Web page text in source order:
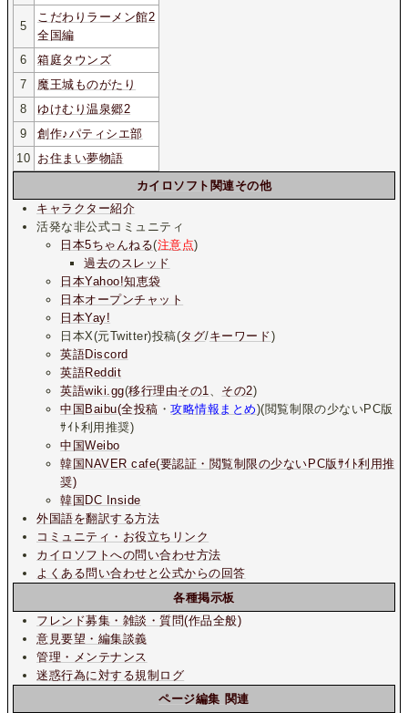
5
こだわりラーメン館2
全国編
6
箱庭タウンズ
7
魔王城ものがたり
8
ゆけむり温泉郷2
9
創作♪パティシエ部
10 お住まい夢物語
カイロソフト関連その他
キャラクター紹介
活発な非公式コミュニティ
日本5ちゃんねる(注意点)
過去のスレッド
日本Yahoo!知恵袋
日本オープンチャット
日本Yay!
日本X(元Twitter)投稿(タグ/キーワード)
英語Discord
英語Reddit
英語wiki.gg(移行理由その1、 その2)
中国Baibu(全投稿 ・攻略情報まとめ)(閲覧制限の少ないPC版
ｻｲﾄ利用推奨)
中国Weibo
韓国NAVER cafe(要認証・閲覧制限の少ないPC版ｻｲﾄ利用推
奨)
韓国DC Inside
外国語を翻訳する方法
コミュニティ・お役立ちリンク
カイロソフトへの問い合わせ方法
よくある問い合わせと公式からの回答
各種掲示板
フレンド募集・雑談・質問(作品全般)
意見要望・編集談義
管理・メンテナンス
迷惑行為に対する規制ログ
ページ編集 関連